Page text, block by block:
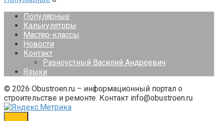
Популярные
Калькуляторы
Мастер-классы
Новости
Контакт
Разноустный Василий Андреевич
Языки
© 2026 Obustroen.ru – информационный портал о
строительстве и ремонте. Контакт info@obustroen.ru